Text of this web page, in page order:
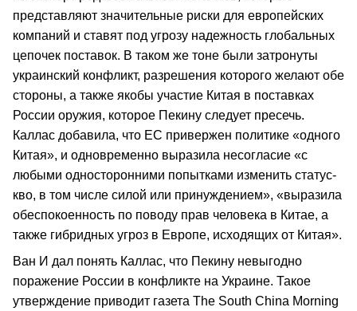
представляют значительные риски для европейских
компаний и ставят под угрозу надежность глобальных
цепочек поставок. В таком же тоне были затронуты
украинский конфликт, разрешения которого желают обе
стороны, а также якобы участие Китая в поставках
России оружия, которое Пекину следует пресечь.
Каллас добавила, что ЕС привержен политике «одного
Китая», и одновременно выразила несогласие «с
любыми односторонними попытками изменить статус-
кво, в том числе силой или принуждением», «выразила
обеспокоенность по поводу прав человека в Китае, а
также гибридных угроз в Европе, исходящих от Китая».
Ван И дал понять Каллас, что Пекину невыгодно
поражение России в конфликте на Украине. Такое
утверждение приводит газета The South China Morning